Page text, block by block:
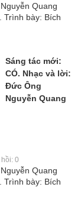
Quang
Trình bày: Bích
Sáng tác mới:
CÓ. Nhạc và lời:
Đức Ông
Nguyễn Quang
0
Quang
Trình bày: Bích